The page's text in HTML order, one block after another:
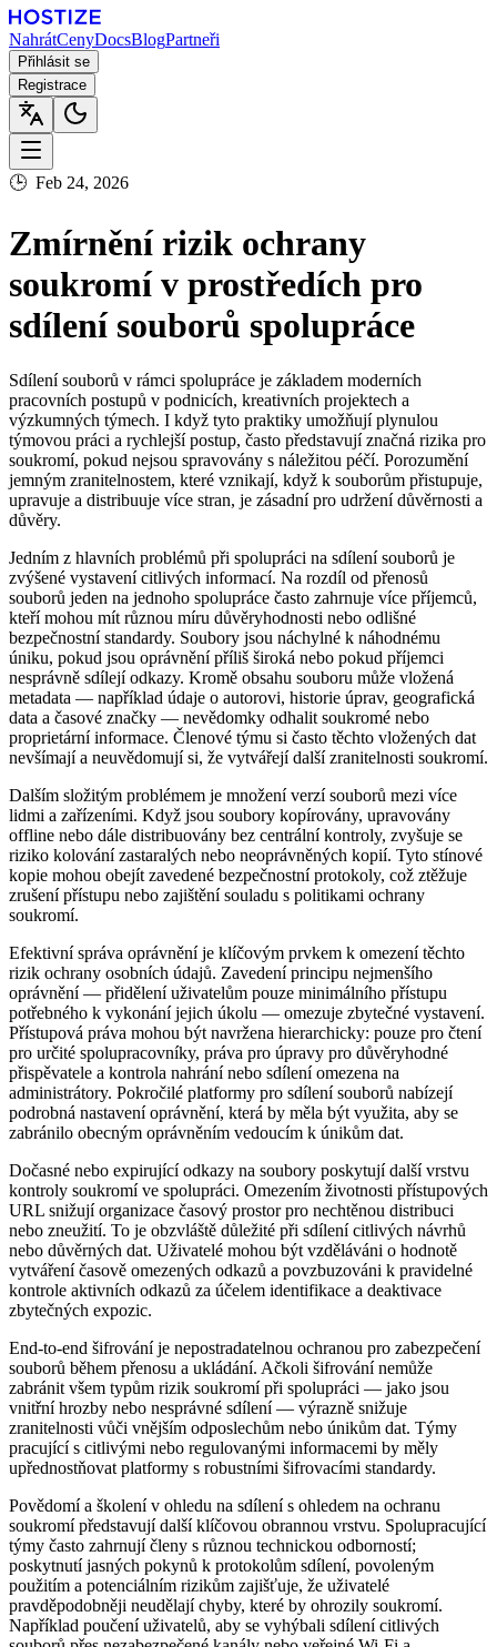
NahrátCenyDocsBlogPartneři
Přihlásit se
Registrace
🕒 Feb 24, 2026
Zmírnění rizik ochrany
soukromí v prostředích pro
sdílení souborů spolupráce
Sdílení souborů v rámci spolupráce je základem moderních
pracovních postupů v podnicích, kreativních projektech a
výzkumných týmech. I když tyto praktiky umožňují plynulou
týmovou práci a rychlejší postup, často představují značná rizika pro
soukromí, pokud nejsou spravovány s náležitou péčí. Porozumění
jemným zranitelnostem, které vznikají, když k souborům přistupuje,
upravuje a distribuuje více stran, je zásadní pro udržení důvěrnosti a
důvěry.
Jedním z hlavních problémů při spolupráci na sdílení souborů je
zvýšené vystavení citlivých informací. Na rozdíl od přenosů
souborů jeden na jednoho spolupráce často zahrnuje více příjemců,
kteří mohou mít různou míru důvěryhodnosti nebo odlišné
bezpečnostní standardy. Soubory jsou náchylné k náhodnému
úniku, pokud jsou oprávnění příliš široká nebo pokud příjemci
nesprávně sdílejí odkazy. Kromě obsahu souboru může vložená
metadata — například údaje o autorovi, historie úprav, geografická
data a časové značky — nevědomky odhalit soukromé nebo
proprietární informace. Členové týmu si často těchto vložených dat
nevšímají a neuvědomují si, že vytvářejí další zranitelnosti soukromí.
Dalším složitým problémem je množení verzí souborů mezi více
lidmi a zařízeními. Když jsou soubory kopírovány, upravovány
offline nebo dále distribuovány bez centrální kontroly, zvyšuje se
riziko kolování zastaralých nebo neoprávněných kopií. Tyto stínové
kopie mohou obejít zavedené bezpečnostní protokoly, což ztěžuje
zrušení přístupu nebo zajištění souladu s politikami ochrany
soukromí.
Efektivní správa oprávnění je klíčovým prvkem k omezení těchto
rizik ochrany osobních údajů. Zavedení principu nejmenšího
oprávnění — přidělení uživatelům pouze minimálního přístupu
potřebného k vykonání jejich úkolu — omezuje zbytečné vystavení.
Přístupová práva mohou být navržena hierarchicky: pouze pro čtení
pro určité spolupracovníky, práva pro úpravy pro důvěryhodné
přispěvatele a kontrola nahrání nebo sdílení omezena na
administrátory. Pokročilé platformy pro sdílení souborů nabízejí
podrobná nastavení oprávnění, která by měla být využita, aby se
zabránilo obecným oprávněním vedoucím k únikům dat.
Dočasné nebo expirující odkazy na soubory poskytují další vrstvu
kontroly soukromí ve spolupráci. Omezením životnosti přístupových
URL snižují organizace časový prostor pro nechtěnou distribuci
nebo zneužití. To je obzvláště důležité při sdílení citlivých návrhů
nebo důvěrných dat. Uživatelé mohou být vzděláváni o hodnotě
vytváření časově omezených odkazů a povzbuzováni k pravidelné
kontrole aktivních odkazů za účelem identifikace a deaktivace
zbytečných expozic.
End-to-end šifrování je nepostradatelnou ochranou pro zabezpečení
souborů během přenosu a ukládání. Ačkoli šifrování nemůže
zabránit všem typům rizik soukromí při spolupráci — jako jsou
vnitřní hrozby nebo nesprávné sdílení — výrazně snižuje
zranitelnosti vůči vnějším odposlechům nebo únikům dat. Týmy
pracující s citlivými nebo regulovanými informacemi by měly
upřednostňovat platformy s robustními šifrovacími standardy.
Povědomí a školení v ohledu na sdílení s ohledem na ochranu
soukromí představují další klíčovou obrannou vrstvu. Spolupracující
týmy často zahrnují členy s různou technickou odborností;
poskytnutí jasných pokynů k protokolům sdílení, povoleným
použitím a potenciálním rizikům zajišťuje, že uživatelé
pravděpodobněji neudělají chyby, které by ohrozily soukromí.
Například poučení uživatelů, aby se vyhýbali sdílení citlivých